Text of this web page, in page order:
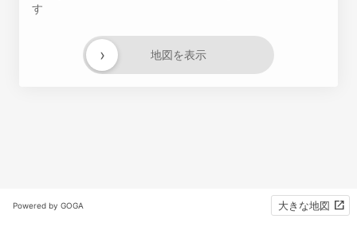
す
地図を表示
›
Powered by GOGA 大きな地図